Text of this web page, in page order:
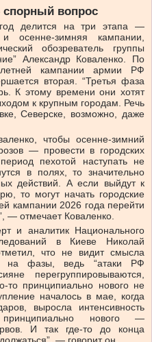
вопрос
делится на три этапа —
осенне-зимняя кампании,
обозреватель группы
Александр Коваленко. По
кампании армии РФ
вторая. “Третья фаза
К этому времени они хотят
к крупным городам. Речь
Северске, возможно, даже
чтобы осенне-зимний
— провести в городских
пехотой наступать не
в полях, то значительно
действий. А если выйдут к
то могут начать городские
кампании 2026 года перейти
— отмечает Коваленко.
и аналитик Национального
в Киеве Николай
что не видит смысла
на фазы, ведь “атаки РФ
перегруппировываются,
то принципиально нового не
началось в мае, когда
выросла интенсивность
нового —
И так где-то до конца